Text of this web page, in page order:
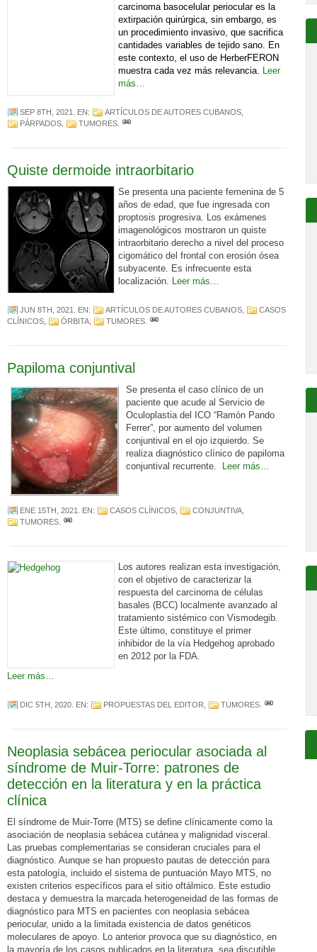
carcinoma basocelular periocular es la
extirpación quirúrgica, sin embargo, es
un procedimiento invasivo, que sacrifica
cantidades variables de tejido sano. En
este contexto, el uso de HerberFERON
muestra cada vez más relevancia. Leer
más…
SEP 8TH, 2021 . EN: ARTÍCULOS DE AUTORES CUBANOS
PÁRPADOS
TUMORES
Quiste dermoide intraorbitario
Se presenta una paciente femenina de 5
años de edad, que fue ingresada con
proptosis progresiva. Los exámenes
imagenológicos mostraron un quiste
intraorbitario derecho a nivel del proceso
cigomático del frontal con erosión ósea
subyacente. Es infrecuente esta
localización. Leer más…
JUN 8TH, 2021 . EN: ARTÍCULOS DE AUTORES CUBANOS
CASOS
CLÍNICOS
ÓRBITA TUMORES
Papiloma conjuntival
Se presenta el caso clínico de un
paciente que acude al Servicio de
Oculoplastia del ICO “Ramón Pando
Ferrer”, por aumento del volumen
conjuntival en el ojo izquierdo. Se
realiza diagnóstico clínico de papiloma
conjuntival recurrente.
Leer más…
ENE 15TH, 2021 . EN: CASOS CLÍNICOS CONJUNTIVA
TUMORES
Los autores realizan esta investigación,
con el objetivo de caracterizar la
respuesta del carcinoma de células
basales (BCC) localmente avanzado al
tratamiento sistémico con Vismodegib.
Este último, constituye el primer
inhibidor de la vía Hedgehog aprobado
en 2012 por la FDA.
Leer más…
DIC 5TH, 2020 . EN: PROPUESTAS DEL EDITOR TUMORES
Neoplasia sebácea periocular asociada al
síndrome de Muir-Torre: patrones de
detección en la literatura y en la práctica
clínica
El síndrome de Muir-Torre (MTS) se define clínicamente como la
asociación de neoplasia sebácea cutánea y malignidad visceral.
Las pruebas complementarias se consideran cruciales para el
diagnóstico. Aunque se han propuesto pautas de detección para
esta patología, incluido el sistema de puntuación Mayo MTS, no
existen criterios específicos para el sitio oftálmico. Este estudio
destaca y demuestra la marcada heterogeneidad de las formas de
diagnóstico para MTS en pacientes con neoplasia sebácea
periocular, unido a la limitada existencia de datos genéticos
moleculares de apoyo. Lo anterior provoca que su diagnóstico, en
la mayoría de los casos publicados en la literatura, sea discutible.